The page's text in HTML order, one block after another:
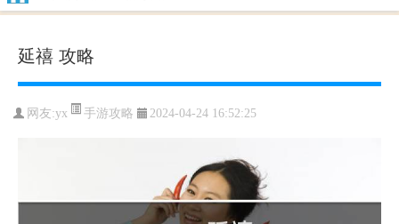
延禧 攻略
网友:yx 手游攻略 2024-04-24 16:52:25